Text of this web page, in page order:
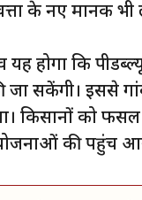
के नए मानक भी
यह होगा कि
जा सकेंगी। इससे
को फसल
की पहुंच